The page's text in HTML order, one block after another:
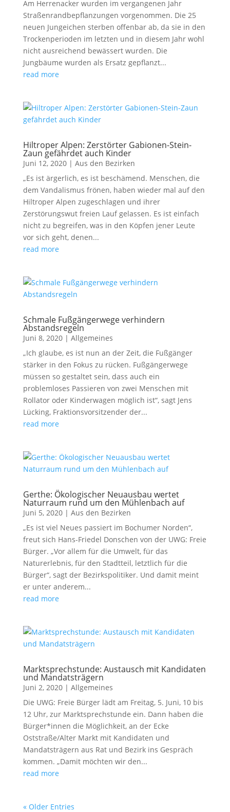
Am Herrenacker wurden im vergangenen Jahr
Straßenrandbepflanzungen vorgenommen. Die 25
neuen Jungeichen sterben offenbar ab, da sie in den
Trockenperioden im letzten und in diesem Jahr wohl
nicht ausreichend bewässert wurden. Die
Jungbäume wurden als Ersatz gepflanzt...
read more
Hiltroper Alpen: Zerstörter Gabionen-Stein-
Zaun gefährdet auch Kinder
Juni 12, 2020| Aus den Bezirken
„Es ist ärgerlich, es ist beschämend. Menschen, die
dem Vandalismus frönen, haben wieder mal auf den
Hiltroper Alpen zugeschlagen und ihrer
Zerstörungswut freien Lauf gelassen. Es ist einfach
nicht zu begreifen, was in den Köpfen jener Leute
vor sich geht, denen...
read more
Schmale Fußgängerwege verhindern
Abstandsregeln
Juni 8, 2020| Allgemeines
„Ich glaube, es ist nun an der Zeit, die Fußgänger
stärker in den Fokus zu rücken. Fußgängerwege
müssen so gestaltet sein, dass auch ein
problemloses Passieren von zwei Menschen mit
Rollator oder Kinderwagen möglich ist“, sagt Jens
Lücking, Fraktionsvorsitzender der...
read more
Gerthe: Ökologischer Neuausbau wertet
Naturraum rund um den Mühlenbach auf
Juni 5, 2020| Aus den Bezirken
„Es ist viel Neues passiert im Bochumer Norden“,
freut sich Hans-Friedel Donschen von der UWG: Freie
Bürger. „Vor allem für die Umwelt, für das
Naturerlebnis, für den Stadtteil, letztlich für die
Bürger“, sagt der Bezirkspolitiker. Und damit meint
er unter anderem...
read more
Marktsprechstunde: Austausch mit Kandidaten
und Mandatsträgern
Juni 2, 2020| Allgemeines
Die UWG: Freie Bürger lädt am Freitag, 5. Juni, 10 bis
12 Uhr, zur Marktsprechstunde ein. Dann haben die
Bürger*innen die Möglichkeit, an der Ecke
Oststraße/Alter Markt mit Kandidaten und
Mandatsträgern aus Rat und Bezirk ins Gespräch
kommen. „Damit möchten wir den...
read more
« Older Entries